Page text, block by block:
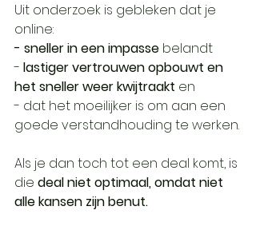
Uit onderzoek is gebleken dat je
online:
- sneller in een impasse belandt
- lastiger vertrouwen opbouwt en
het sneller weer kwijtraakt en
- dat het moeilijker is om aan een
goede verstandhouding te werken.
Als je dan toch tot een deal komt, is
die deal niet optimaal, omdat niet
alle kansen zijn benut.